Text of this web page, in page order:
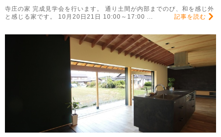
寺庄の家 完成見学会を行います。 通り土間が内部までのび、和を感じ外
と感じる家です。 10月20日21日 10:00～17:00 ...
記事を読む